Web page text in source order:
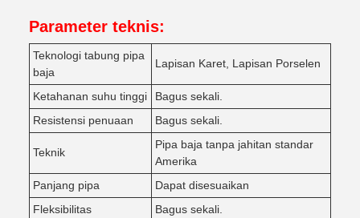
Parameter teknis:
Teknologi tabung pipa
baja
Lapisan Karet, Lapisan Porselen
Ketahanan suhu tinggi
Bagus sekali.
Resistensi penuaan
Bagus sekali.
Teknik
Pipa baja tanpa jahitan standar
Amerika
Panjang pipa
Dapat disesuaikan
Fleksibilitas
Bagus sekali.